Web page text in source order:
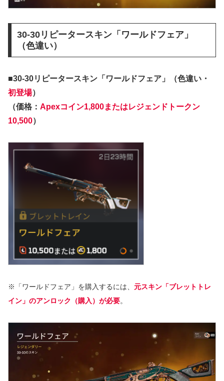
30-30リピータースキン「ワールドフェア」
（色違い）
■30-30リピータースキン「ワールドフェア」（色違い・
初登場）
（価格： Apexコイン1,800またはレジェンドトークン
10,500）
※「ワールドフェア」を購入するには、 元スキン「ブレットトレ
イン」のアンロック（購入）が必要。